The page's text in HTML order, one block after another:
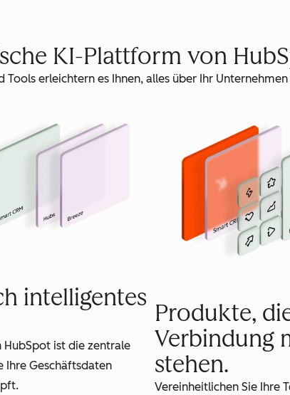
KI-Plattform von
Tools erleichtern es Ihnen, alles über Ihr
intelligentes
HubSpot ist die zentrale
Ihre Geschäftsdaten
Produkte,
Verbindung
stehen.
Vereinheitlichen Sie Ihre